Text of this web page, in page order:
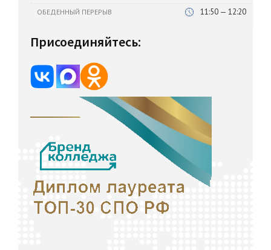
ОБЕДЕННЫЙ ПЕРЕРЫВ 11:50 — 12:20
Присоединяйтесь: